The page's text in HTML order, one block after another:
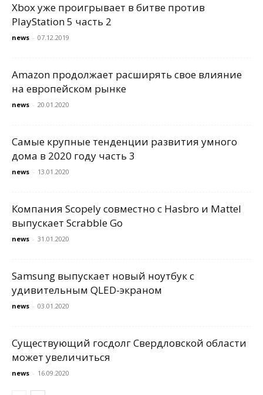
Xbox уже проигрывает в битве против
PlayStation 5 часть 2
news - 07.12.2019
Amazon продолжает расширять свое влияние
на европейском рынке
news - 20.01.2020
Самые крупные тенденции развития умного
дома в 2020 году часть 3
news - 13.01.2020
Компания Scopely совместно с Hasbro и Mattel
выпускает Scrabble Go
news - 31.01.2020
Samsung выпускает новый ноутбук с
удивительным QLED-экраном
news - 03.01.2020
Существующий госдолг Свердловской области
может увеличиться
news - 16.09.2020